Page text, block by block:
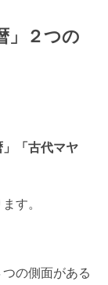
」２つの
」「古代マヤ
す。
の側面がある